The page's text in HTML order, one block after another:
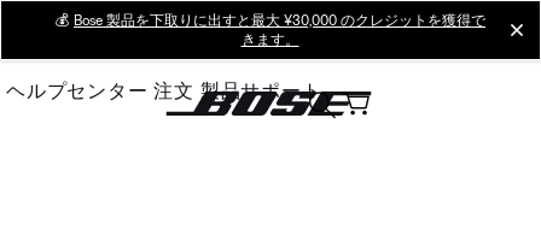
Main
💰 Bose 製品を下取りに出すと最大 ¥30,000 のクレジットを獲得で
きます。
ヘルプセンター 注文 製品サポート